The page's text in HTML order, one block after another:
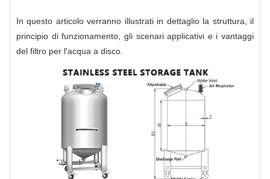
In questo articolo verranno illustrati in dettaglio la struttura, il
principio di funzionamento, gli scenari applicativi e i vantaggi
del filtro per l'acqua a disco.